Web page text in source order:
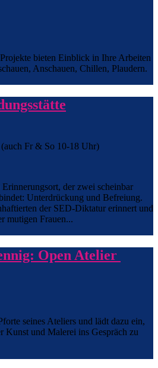
bieten Einblick in Ihre Arbeiten
Anschauen, Chillen, Plaudern.
Fr & So 10-18 Uhr)
der zwei scheinbar
Unterdrückung und Befreiung.
der SED-Diktatur erinnert und
mutigen Frauen...
Open Atelier
seines Ateliers und lädt dazu ein,
Kunst und Malerei ins Gespräch zu